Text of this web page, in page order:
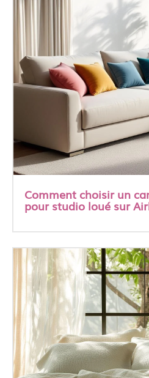
Comment choisir un
pour studio loué sur